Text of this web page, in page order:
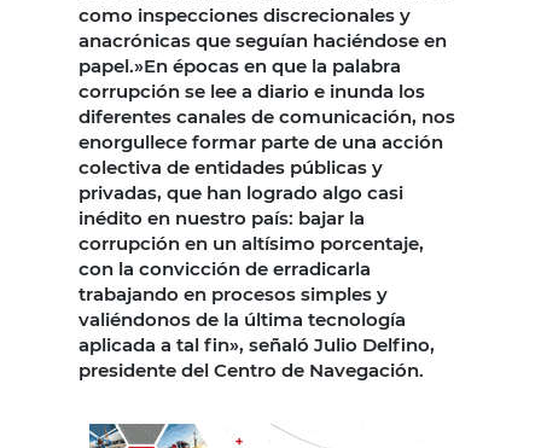
como inspecciones discrecionales y
anacrónicas que seguían haciéndose en
papel.»En épocas en que la palabra
corrupción se lee a diario e inunda los
diferentes canales de comunicación, nos
enorgullece formar parte de una acción
colectiva de entidades públicas y
privadas, que han logrado algo casi
inédito en nuestro país: bajar la
corrupción en un altísimo porcentaje,
con la convicción de erradicarla
trabajando en procesos simples y
valiéndonos de la última tecnología
aplicada a tal fin», señaló Julio Delfino,
presidente del Centro de Navegación.